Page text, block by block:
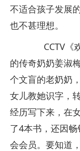
不适合孩子发展
也不甚理想。
CCTV《欢
的传奇奶奶姜淑
个文盲的老奶奶
女儿教她识字，
经历写下来，在
了4本书，还因
会会员。要知道